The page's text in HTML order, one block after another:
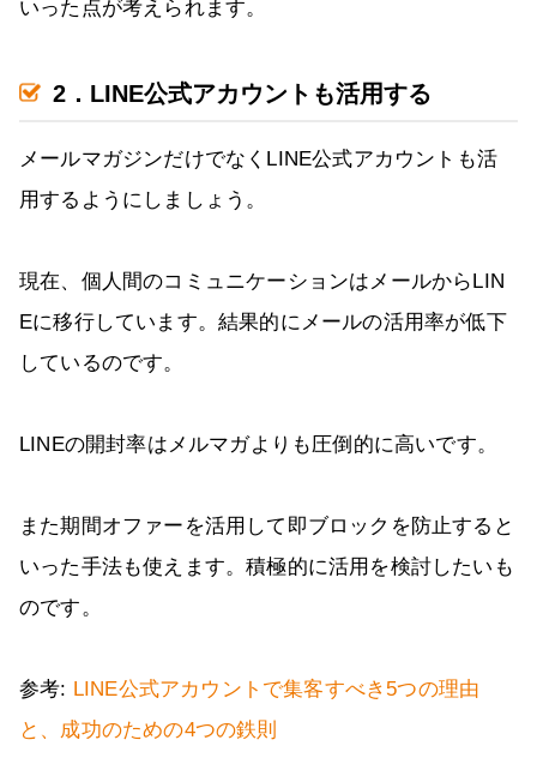
いった点が考えられます。
2．LINE公式アカウントも活用する
メールマガジンだけでなくLINE公式アカウントも活
用するようにしましょう。
現在、個人間のコミュニケーションはメールからLIN
Eに移行しています。結果的にメールの活用率が低下
しているのです。
LINEの開封率はメルマガよりも圧倒的に高いです。
また期間オファーを活用して即ブロックを防止すると
いった手法も使えます。積極的に活用を検討したいも
のです。
参考: LINE公式アカウントで集客すべき5つの理由
と、成功のための4つの鉄則